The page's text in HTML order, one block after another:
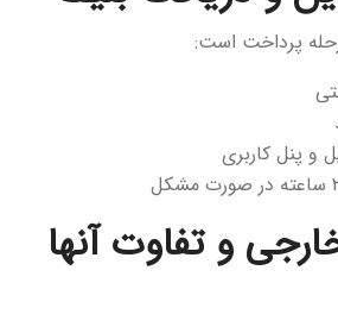
پرداخت است:
و پنل کاربری
و تفاوت آنها